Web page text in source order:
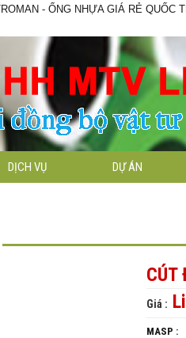
- ỐNG NHỰA GIÁ RẺ
DỊCH VỤ DỰ ÁN
CÚT
Giá :
MASP :